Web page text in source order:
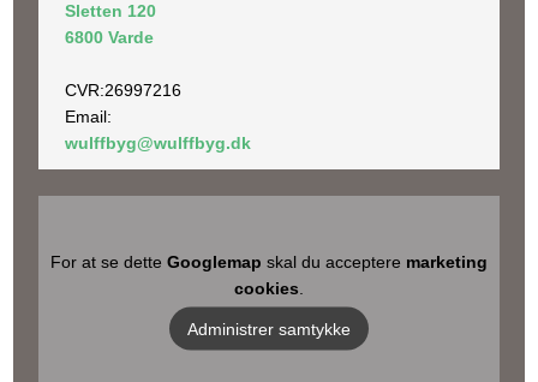
Sletten 120
6800 Varde
​CVR:26997216
Email:
wulffbyg@wulffbyg.dk
For at se dette Googlemap skal du acceptere marketing
cookies
Administrer samtykke